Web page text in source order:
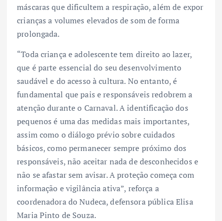
máscaras que dificultem a respiração, além de expor
crianças a volumes elevados de som de forma
prolongada.
“Toda criança e adolescente tem direito ao lazer,
que é parte essencial do seu desenvolvimento
saudável e do acesso à cultura. No entanto, é
fundamental que pais e responsáveis redobrem a
atenção durante o Carnaval. A identificação dos
pequenos é uma das medidas mais importantes,
assim como o diálogo prévio sobre cuidados
básicos, como permanecer sempre próximo dos
responsáveis, não aceitar nada de desconhecidos e
não se afastar sem avisar. A proteção começa com
informação e vigilância ativa”, reforça a
coordenadora do Nudeca, defensora pública Elisa
Maria Pinto de Souza.